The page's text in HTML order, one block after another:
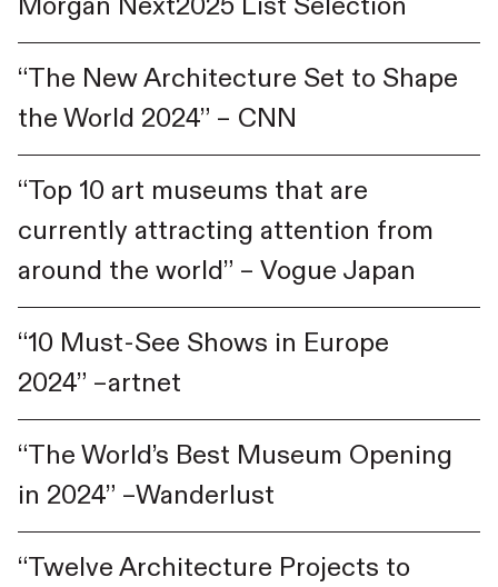
Morgan Next2025 List Selection
“The New Architecture Set to Shape
the World 2024” – CNN
“Top 10 art museums that are
currently attracting attention from
around the world” – Vogue Japan
“10 Must-See Shows in Europe
2024” –artnet
“The World’s Best Museum Opening
in 2024” –Wanderlust
“Twelve Architecture Projects to